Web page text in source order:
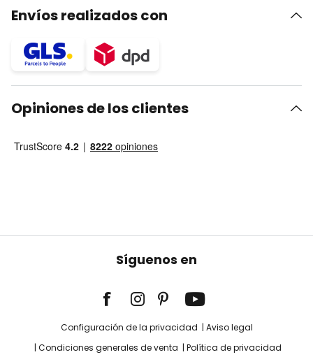
Envíos realizados con
Opiniones de los clientes
Síguenos en
Configuración de la privacidad
Aviso legal
Condiciones generales de venta
Política de privacidad